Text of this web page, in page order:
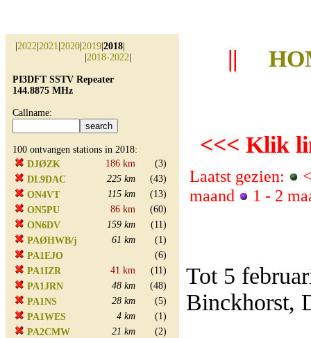
2022 2021 2020 2019 2018
2018-2022
PI3DFT SSTV Repeater
144.8875 MHz
Callname:
100 ontvangen stations in 2018:
DJØZK
186 km
(3)
DL9DAC
225 km
(43)
ON4VT
115 km
(13)
ON5PU
86 km
(60)
ON6DV
159 km
(11)
PAØHWB/j
61 km
(1)
PA1EJO
(6)
PA1IZR
41 km
(11)
PA1JRN
48 km
(48)
PA1NS
28 km
(5)
PA1WES
4 km
(1)
PA2CMW
21 km
(2)
||
<<< Klik
Laatst gezien:
maand
1 - 2
Tot 5
Binckhorst,